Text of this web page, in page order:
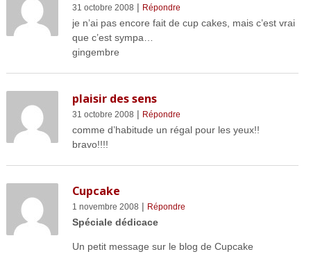
31 octobre 2008 | Répondre
je n’ai pas encore fait de cup cakes, mais c’est vrai
que c’est sympa…
gingembre
plaisir des sens
31 octobre 2008 | Répondre
comme d’habitude un régal pour les yeux!!
bravo!!!!
Cupcake
1 novembre 2008 | Répondre
Spéciale dédicace
Un petit message sur le blog de Cupcake